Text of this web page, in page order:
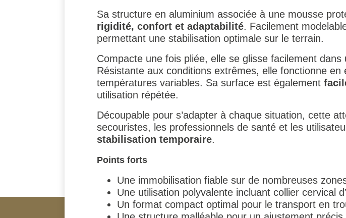
Sa structure en aluminium associée à une mousse
rigidité, confort et adaptabilité. Facilement
permettant une stabilisation optimale sur le terrain.
Compacte une fois pliée, elle se glisse facilement
Résistante aux conditions extrêmes, elle fonctionne
températures variables. Sa surface est également
utilisation répétée.
Découpable pour s’adapter à chaque situation, cette
secouristes, les professionnels de santé et les
stabilisation temporaire.
Points forts
Une immobilisation fiable sur de nombreuses
Une utilisation polyvalente incluant collier cervical
Un format compact optimal pour le transport en